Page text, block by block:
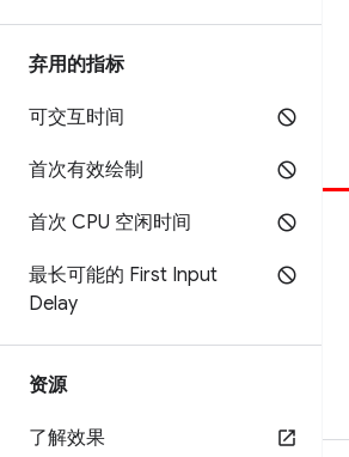
弃用的指标
可交互时间
首次有效绘制
首次 CPU 空闲时间
最长可能的 First Input
Delay
资源
了解效果
参与
提交 bug
查看未处理完毕的问题